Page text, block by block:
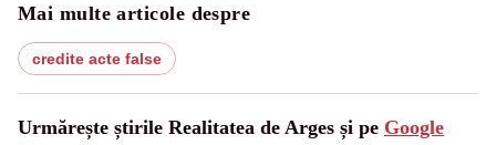
Mai multe articole despre
credite acte false
Urmărește știrile Realitatea de Arges și pe Google